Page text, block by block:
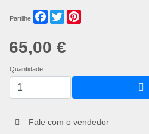
Partilhe Facebook
Twitter
65,00 €
Quantidade
Fale com o vendedor